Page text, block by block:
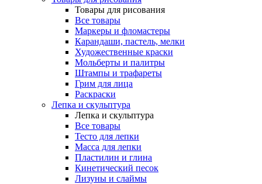
Товары для рисования
Все товары
Маркеры и фломастеры
Карандаши, пастель, мелки
Художественные краски
Мольберты и палитры
Штампы и трафареты
Грим для лица
Раскраски
Лепка и скульптура
Лепка и скульптура
Все товары
Тесто для лепки
Масса для лепки
Пластилин и глина
Кинетический песок
Лизуны и слаймы